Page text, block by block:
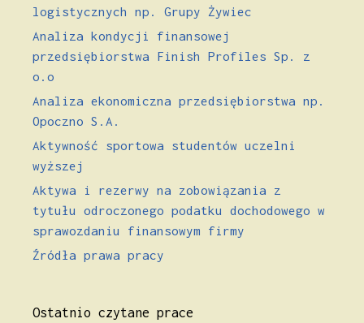
logistycznych np. Grupy Żywiec
Analiza kondycji finansowej
przedsiębiorstwa Finish Profiles Sp. z
o.o
Analiza ekonomiczna przedsiębiorstwa np.
Opoczno S.A.
Aktywność sportowa studentów uczelni
wyższej
Aktywa i rezerwy na zobowiązania z
tytułu odroczonego podatku dochodowego w
sprawozdaniu finansowym firmy
Źródła prawa pracy
Ostatnio czytane prace